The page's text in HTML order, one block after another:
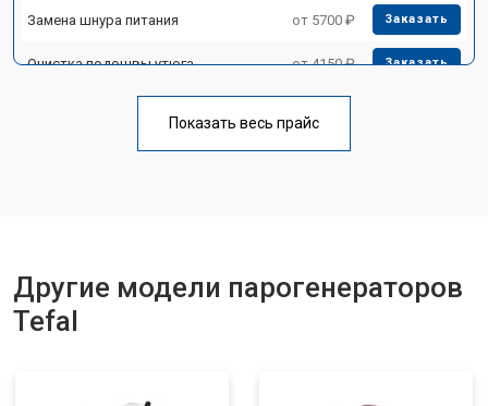
Замена шнура питания от 5700 ₽ Заказать
Очистка подошвы утюга от 4150 ₽ Заказать
Корпусный ремонт (замена резинок,
Замена клапана давления от 5850 ₽
Показать весь прайс
Другие модели парогенераторов
Tefal